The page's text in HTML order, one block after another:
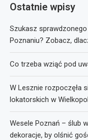
Ostatnie wpisy
Szukasz
Poznaniu? Zobacz,
Co trzeba wziąć pod
W Lesznie rozpoczęła
lokatorskich w
Wesele Poznań – ślub
dekoracje, by olśnić